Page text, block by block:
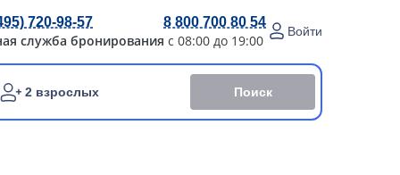
720-98-57 8 800 700 80 54
служба бронирования с 08:00 до 19:00
Войти
2 взрослых Поиск